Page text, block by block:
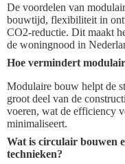
De voordelen van
bouwtijd, flexibiliteit in
CO2-reductie. Dit maakt
de woningnood in
Hoe vermindert
Modulaire bouw helpt de
groot deel van de
voeren, wat de efficiency
minimaliseert.
Wat is circulair bouwen
technieken?